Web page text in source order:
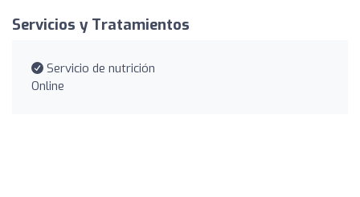
Servicios y Tratamientos
Servicio de nutrición
Online